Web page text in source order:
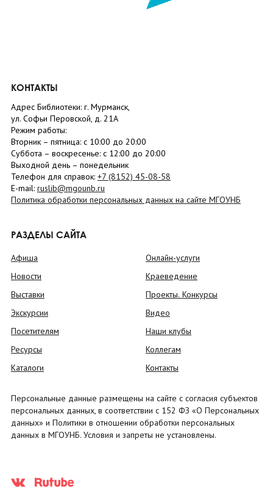
КОНТАКТЫ
Адрес Библиотеки: г. Мурманск,
ул. Софьи Перовской, д. 21А
Режим работы:
Вторник – пятница: с 10:00 до 20:00
Суббота – воскресенье: c 12:00 до 20:00
Выходной день – понедельник
Телефон для справок: +7 (8152) 45-08-58
E-mail: ruslib@mgounb.ru
Политика обработки персональных данных на сайте МГОУНБ
РАЗДЕЛЫ САЙТА
Афиша
Новости
Выставки
Экскурсии
Посетителям
Ресурсы
Каталоги
Онлайн-услуги
Краеведение
Проекты. Конкурсы
Видео
Наши клубы
Коллегам
Контакты
Персональные данные размещены на сайте с согласия субъектов
персональных данных, в соответствии с 152 ФЗ «О Персональных
данных» и Политики в отношении обработки персональных
данных в МГОУНБ. Условия и запреты не установлены.